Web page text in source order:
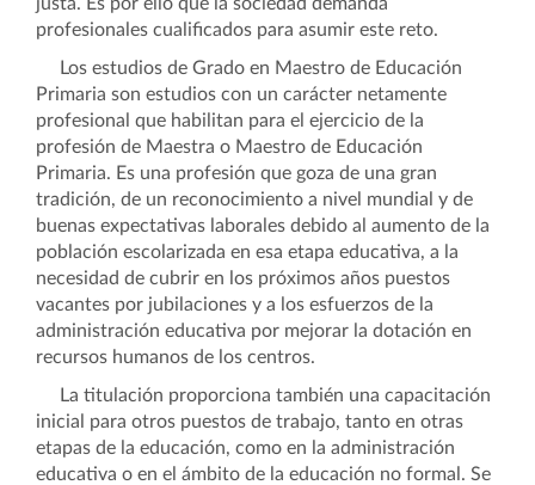
profesionales cualificados para asumir este reto.
Los estudios de Grado en Maestro de Educación
Primaria son estudios con un carácter netamente
profesional que habilitan para el ejercicio de la
profesión de Maestra o Maestro de Educación
Primaria. Es una profesión que goza de una gran
tradición, de un reconocimiento a nivel mundial y de
buenas expectativas laborales debido al aumento de la
población escolarizada en esa etapa educativa, a la
necesidad de cubrir en los próximos años puestos
vacantes por jubilaciones y a los esfuerzos de la
administración educativa por mejorar la dotación en
recursos humanos de los centros.
La titulación proporciona también una capacitación
inicial para otros puestos de trabajo, tanto en otras
etapas de la educación, como en la administración
educativa o en el ámbito de la educación no formal. Se